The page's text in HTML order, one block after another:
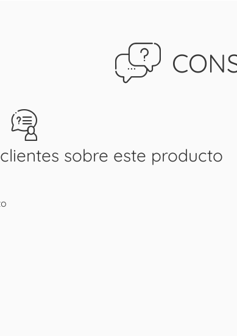
sobre este producto